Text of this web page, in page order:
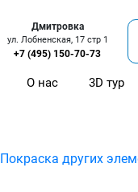
Дмитровка
ул. Лобненская, 17 стр 1
+7 (495) 150-70-73
О нас 3D тур
Покраска других